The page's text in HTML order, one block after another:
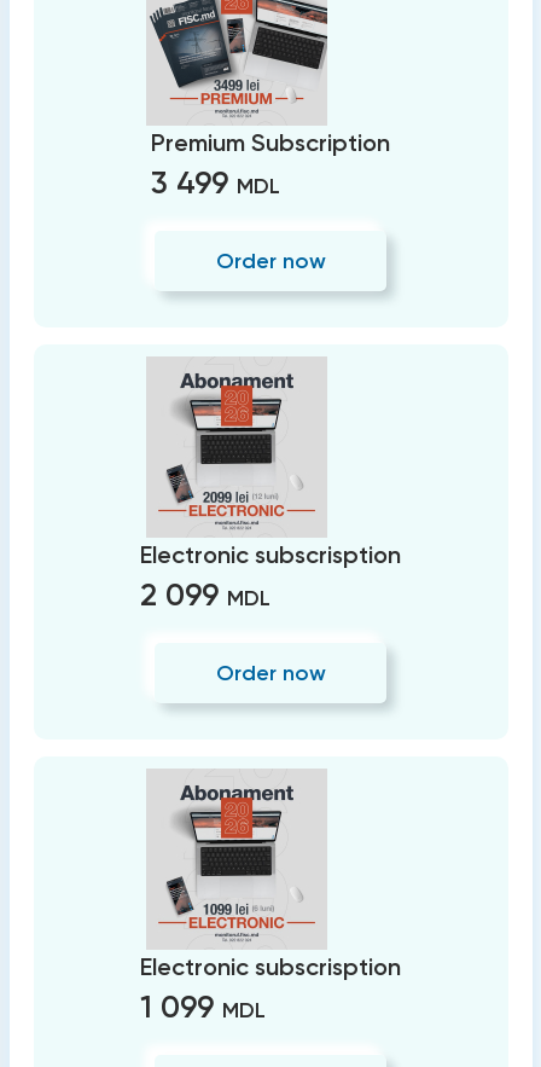
Premium Subscription
3 499 MDL
Order now
Electronic subscrisption
2 099 MDL
Order now
Electronic subscrisption
1 099 MDL